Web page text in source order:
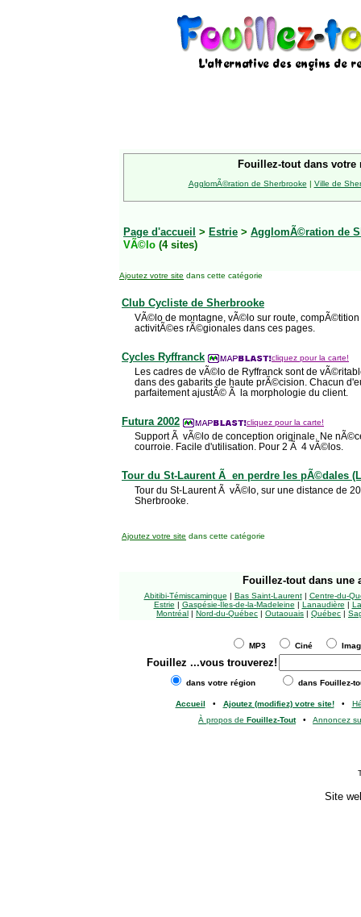
Fouillez-tout dans votre
AgglomÃ©ration de Sherbrooke | Ville de
Page d'accueil > Estrie > AgglomÃ©ration de
VÃ©lo (4 sites)
Ajoutez votre site dans cette catégorie
Club Cycliste de Sherbrooke
VÃ©lo de montagne, vÃ©lo sur route,
activitÃ©es rÃ©gionales dans ces pages.
Cycles Ryffranck cliquez pour la carte!
Les cadres de vÃ©lo de Ryffranck sont de
dans des gabarits de haute prÃ©cision. Chacun
parfaitement ajustÃ© Ã la morphologie du client.
Futura 2002 cliquez pour la carte!
Support Ã vÃ©lo de conception originale. Ne
courroie. Facile d'utilisation. Pour 2 Ã 4 vÃ©los.
Tour du St-Laurent Ã en perdre les pÃ©dales
Tour du St-Laurent Ã vÃ©lo, sur une distance de
Sherbrooke.
Ajoutez votre site dans cette catégorie
Fouillez-tout dans une
Abitibi-Témiscamingue | Bas Saint-Laurent| Centre-du-
Estrie | Gaspésie-Îles-de-la-Madeleine | Lanaudière |
Montréal | Nord-du-Québec | Outaouais | Québec |
MP3 Ciné
Fouillez ...vous trouverez!
dans votre région dans Fouillez-
Accueil • Ajoutez (modifiez) votre site!•
À propos de Fouillez-Tout• Annoncez
Site